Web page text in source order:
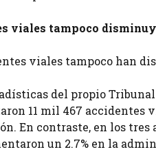
viales tampoco
viales tampoco han
del propio
11 mil 467 accidentes
En contraste, en los tres
un 2.7% en la